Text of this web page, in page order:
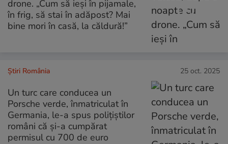
drone. „Cum să ieși în pijamale,
în frig, să stai în adăpost? Mai
bine mori în casă, la căldură!”
Știri România 25 oct. 2025
Un turc care conducea un
Porsche verde, înmatriculat în
Germania, le-a spus polițiștilor
români că și-a cumpărat
permisul cu 700 de euro